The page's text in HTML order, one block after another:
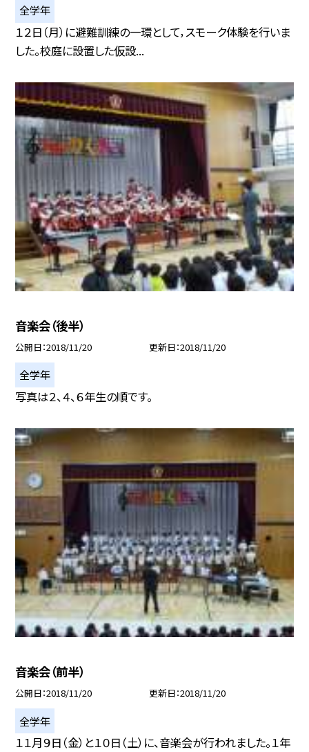
全学年
１２日（月）に避難訓練の一環として，スモーク体験を行いま
した。校庭に設置した仮設...
音楽会（後半）
公開日 2018/11/20 更新日 2018/11/20
全学年
写真は２、４、６年生の順です。
音楽会（前半）
公開日 2018/11/20 更新日 2018/11/20
全学年
１１月９日（金）と１０日（土）に、音楽会が行われました。１年